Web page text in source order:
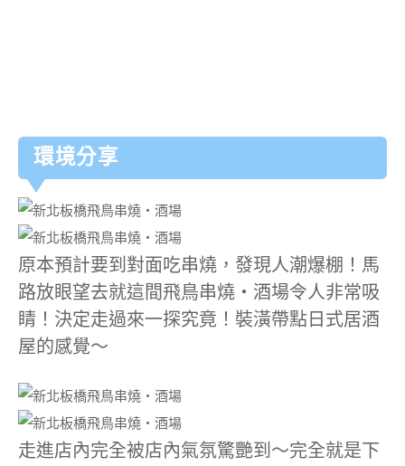
環境分享
原本預計要到對面吃串燒，發現人潮爆棚！馬
路放眼望去就這間飛鳥串燒‧酒場令人非常吸
睛！決定走過來一探究竟！裝潢帶點日式居酒
屋的感覺～
走進店內完全被店內氣氛驚艷到～完全就是下